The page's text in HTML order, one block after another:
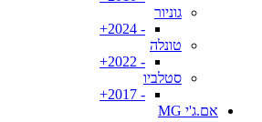
גוניור
- 2024+
טונלה
- 2022+
סטלביו
- 2017+
אם.ג'י MG